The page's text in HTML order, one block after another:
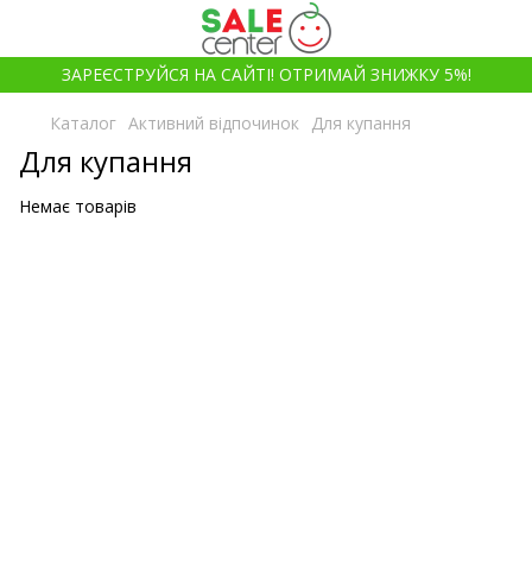
ЗАРЕЄСТРУЙСЯ НА САЙТІ! ОТРИМАЙ ЗНИЖКУ 5%!
Каталог Активний відпочинок Для купання
Для купання
Немає товарів